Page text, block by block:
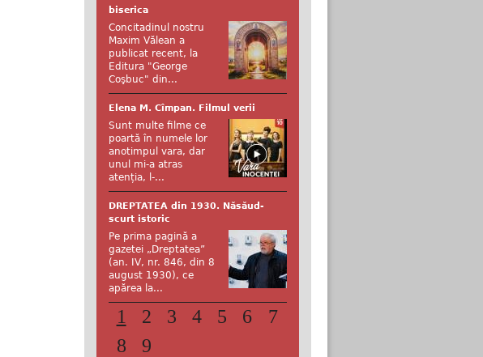
biserica
Concitadinul nostru
Maxim Vălean a
publicat recent, la
Editura "George
Coşbuc" din...
Elena M. Cîmpan. Filmul verii
Sunt multe filme ce
poartă în numele lor
anotimpul vara, dar
unul mi-a atras
atenția, l-...
DREPTATEA din 1930. Năsăud-
scurt istoric
Pe prima pagină a
gazetei „Dreptatea”
(an. IV, nr. 846, din 8
august 1930), ce
apărea la...
1 2 3 4 5 6
7
8
9